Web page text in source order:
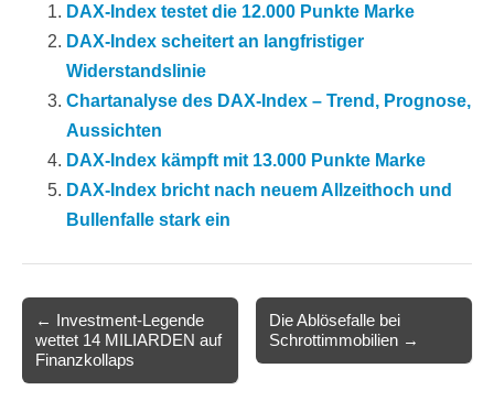
DAX-Index testet die 12.000 Punkte Marke
DAX-Index scheitert an langfristiger
Widerstandslinie
Chartanalyse des DAX-Index – Trend, Prognose,
Aussichten
DAX-Index kämpft mit 13.000 Punkte Marke
DAX-Index bricht nach neuem Allzeithoch und
Bullenfalle stark ein
navigation
← Investment-Legende
wettet 14 MILIARDEN auf
Finanzkollaps
Die Ablösefalle bei
Schrottimmobilien →